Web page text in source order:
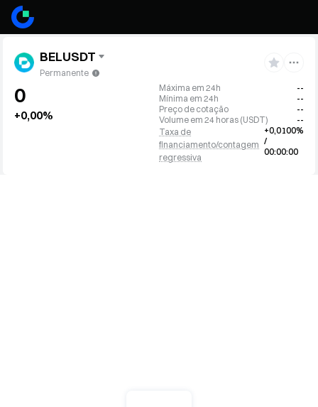
BELUSDT
Permanente
0
+0,00%
Máxima em 24h
--
Mínima em 24h
--
Preço de cotação
--
Volume em 24 horas (USDT)
--
Taxa de
financiamento/contagem
regressiva
+0,0100%
/
00:00:00